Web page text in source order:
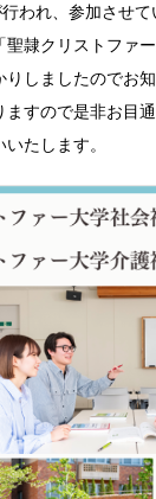
われ、参加させて
隷クリストファ
しましたのでお知
ますので是非お目
たします。